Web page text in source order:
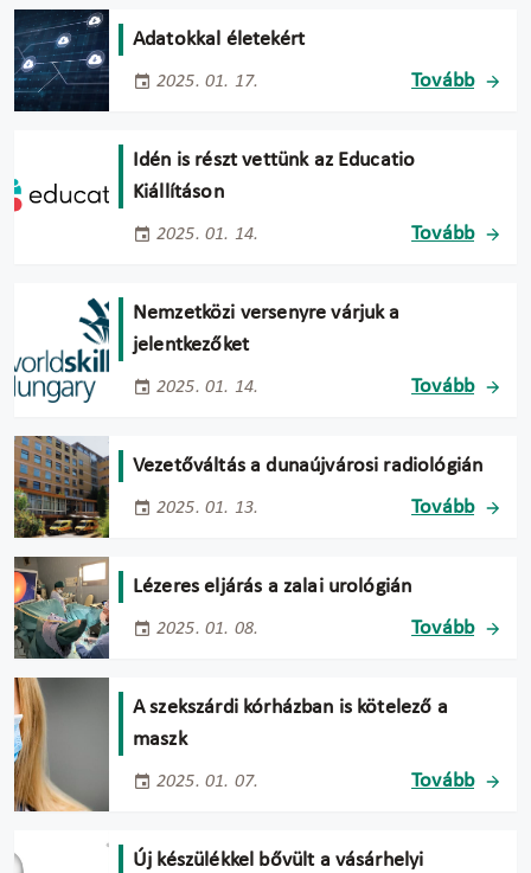
Adatokkal életekért
2025. 01. 17. Tovább
Idén is részt vettünk az Educatio
Kiállításon
2025. 01. 14. Tovább
Nemzetközi versenyre várjuk a
jelentkezőket
2025. 01. 14. Tovább
Vezetőváltás a dunaújvárosi radiológián
2025. 01. 13. Tovább
Lézeres eljárás a zalai urológián
2025. 01. 08. Tovább
A szekszárdi kórházban is kötelező a
maszk
2025. 01. 07. Tovább
Új készülékkel bővült a vásárhelyi